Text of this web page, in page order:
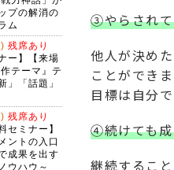
③やらされ
他人が決め
ことができ
目標は自分
④続けても
継続するこ